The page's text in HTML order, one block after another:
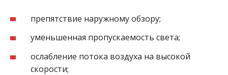
препятствие наружному обзору;
уменьшенная пропускаемость света;
ослабление потока воздуха на высокой
скорости;